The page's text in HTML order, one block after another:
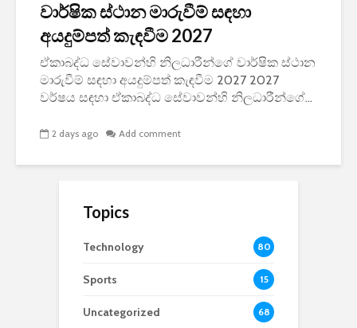
වාර්ෂික ස්ථාන මාරුවීම් සඳහා
අයදුම්පත් කැඳවීම 2027
ඒකාබද්ධ සේවාවන්හි නිලධාරීන්ගේ වාර්ෂික ස්ථාන
මාරුවීම් සඳහා අයදුම්පත් කැඳවීම 2027 2027
වර්ෂය සඳහා ඒකාබද්ධ සේවාවන්හි නිලධාරීන්ගේ...
2 days ago Add comment
Topics
Technology 80
Sports 15
Uncategorized 68